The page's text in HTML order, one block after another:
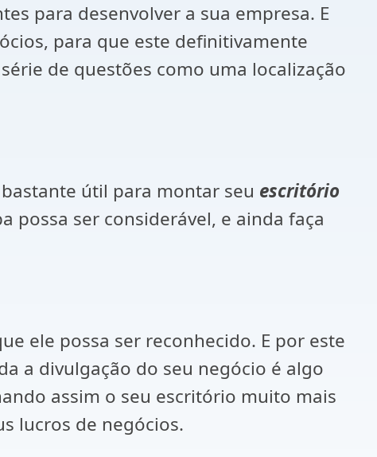
para desenvolver a sua empresa. E
para que este definitivamente
de questões como uma localização
útil para montar seu escritório
possa ser considerável, e ainda faça
ele possa ser reconhecido. E por este
a divulgação do seu negócio é algo
assim o seu escritório muito mais
lucros de negócios.